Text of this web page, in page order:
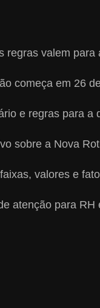
valem
começa em 26
e regras para a
sobre a Nova
valores e
atenção para RH